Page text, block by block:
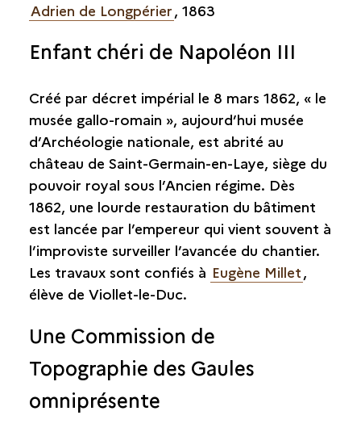
Visite de la salle Édouard Piette du musée d'Archéologie
Un héritage
Le projet de recherche
Adrien de Longpérier , 1863
Enfant chéri de Napoléon III
Créé par décret impérial le 8 mars 1862, « le
musée gallo-romain », aujourd’hui musée
d’Archéologie nationale, est abrité au
château de Saint-Germain-en-Laye, siège du
pouvoir royal sous l’Ancien régime. Dès
1862, une lourde restauration du bâtiment
est lancée par l’empereur qui vient souvent à
l’improviste surveiller l’avancée du chantier.
Les travaux sont confiés à Eugène Millet ,
élève de Viollet-le-Duc.
Une Commission de
Topographie des Gaules
omniprésente